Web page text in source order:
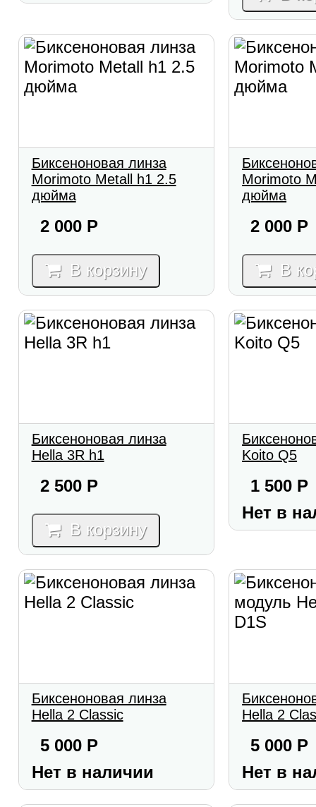
Биксеноновая линза
Morimoto Metall h1 2.5
дюйма
2 000 Р
В корзину
Morimoto
дюйма
2 000 Р
В
Биксеноновая линза
Hella 3R h1
2 500 Р
В корзину
Koito Q5
1 500 Р
Нет в
Биксеноновая линза
Hella 2 Classic
5 000 Р
Нет в наличии
Hella 2
5 000 Р
Нет в